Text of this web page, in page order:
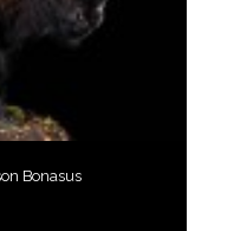
Bonasus